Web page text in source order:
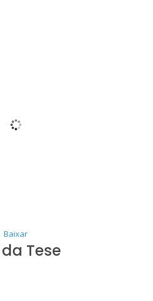
Baixar
Tese